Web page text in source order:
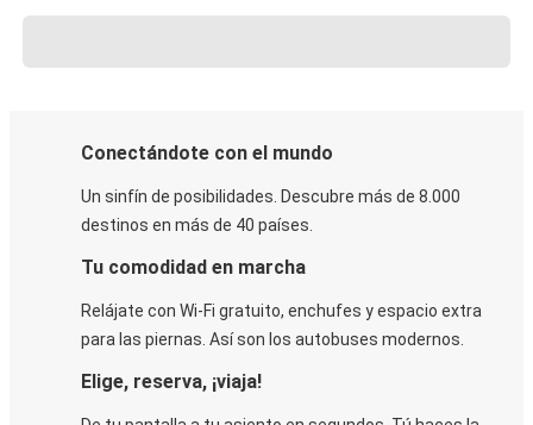
Conectándote con el mundo
Un sinfín de posibilidades. Descubre más de 8.000
destinos en más de 40 países.
Tu comodidad en marcha
Relájate con Wi-Fi gratuito, enchufes y espacio extra
para las piernas. Así son los autobuses modernos.
Elige, reserva, ¡viaja!